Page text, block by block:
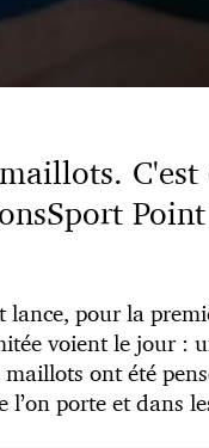
C'est
pour la
voient le jour :
ont été
porte et dans